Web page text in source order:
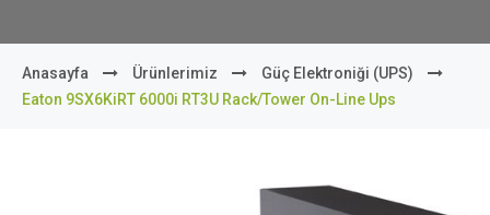
Anasayfa Ürünlerimiz
Güç Elektroniği (UPS)
Eaton 9SX6KiRT 6000i RT3U Rack/Tower On-Line Ups